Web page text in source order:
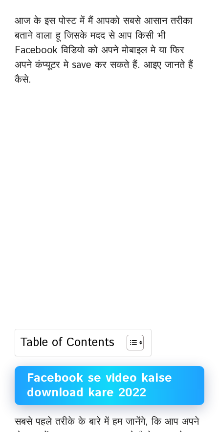
आज के इस पोस्ट में मैं आपको सबसे आसान तरीका
बताने वाला हू जिसके मदद से आप किसी भी
Facebook विडियो को अपने मोबाइल मे या फिर
अपने कंप्यूटर मे save कर सकते हैं. आइए जानते हैं
कैसे.
Table of Contents
Facebook se video kaise
download kare 2022
सबसे पहले तरीके के बारे में हम जानेंगे, कि आप अपने